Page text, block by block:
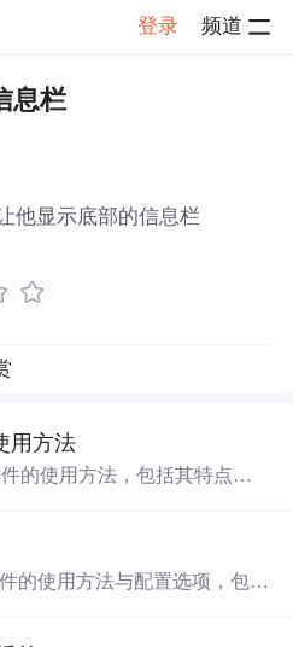
登录 频道
子详情
息栏
他显示底部的信息栏
用方法
件的使用方法，包括其特点、
和移动设备。
的使用方法与配置选项，包括